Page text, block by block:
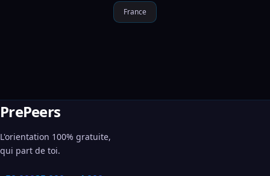
France
PrePeers
L'orientation 100% gratuite,
qui part de toi.